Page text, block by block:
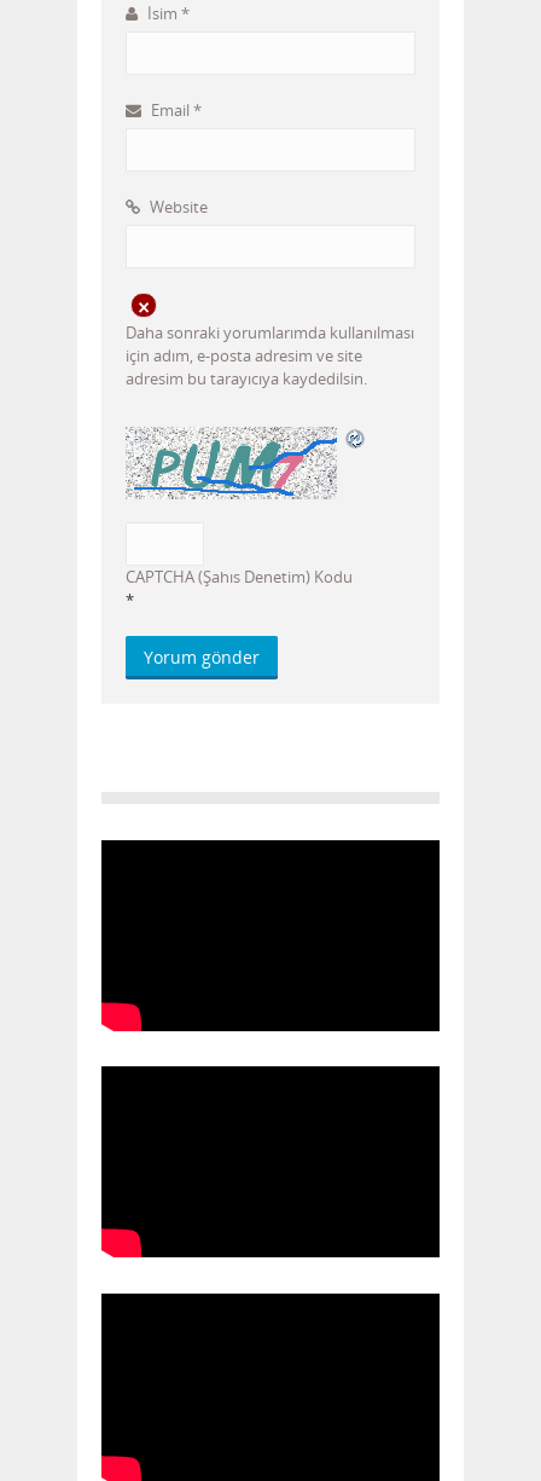
İsim *
Email *
Website
Daha sonraki yorumlarımda kullanılması
için adım, e-posta adresim ve site
adresim bu tarayıcıya kaydedilsin.
CAPTCHA (Şahıs Denetim) Kodu
*